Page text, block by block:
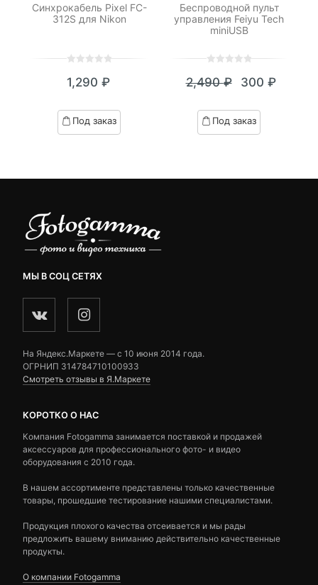
Синхрокабель Pixel FC-
312S для Nikon
out
based
on
1,290 ₽
Под заказ
Беспроводной пульт
управления Feiyu Tech
miniUSB
out
based
on
2,490₽
цена
составляла
300 ₽
Текущая
цена:
300 ₽.
Под заказ
МЫ В СОЦ СЕТЯХ
На Яндекс.Маркете — c 10 июня 2014 года.
ОГРНИП 314784710100933
Смотреть отзывы в Я.Маркете
КОРОТКО О НАС
Компания Fotogamma занимается поставкой и продажей
аксессуаров для профессионального фото- и видео
оборудования с 2010 года.
В нашем ассортименте представлены только качественные
товары, прошедшие тестирование нашими специалистами.
Продукция плохого качества отсеивается и мы рады
предложить вашему вниманию действительно качественные
продукты.
О компании Fotogamma